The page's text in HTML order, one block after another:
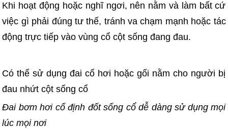
Khi hoạt động hoặc nghĩ ngơi, nên nằm và làm bất cứ
việc gì phải đúng tư thế, tránh va chạm mạnh hoặc tác
động trực tiếp vào vùng cổ cột sống đang đau.
Có thể sử dụng đai cổ hơi hoặc gối nằm cho người bị
đau nhứt cột sống cổ
Đai bơm hơi cố định đốt sống cổ dễ dàng sử dụng mọi
lúc mọi nơi